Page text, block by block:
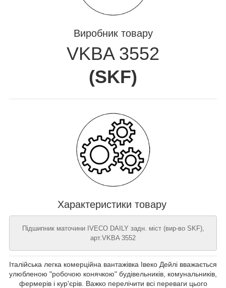
Виробник товару
VKBA 3552
(SKF)
Характеристики товару
Підшипник маточини IVECO DAILY задн. міст (вир-во SKF),
арт.VKBA 3552
Італійська легка комерційна вантажівка Івеко Дейлі вважається
улюбленою "робочою конячкою" будівельників, комунальників,
фермерів і кур'єрів. Важко перелічити всі переваги цього